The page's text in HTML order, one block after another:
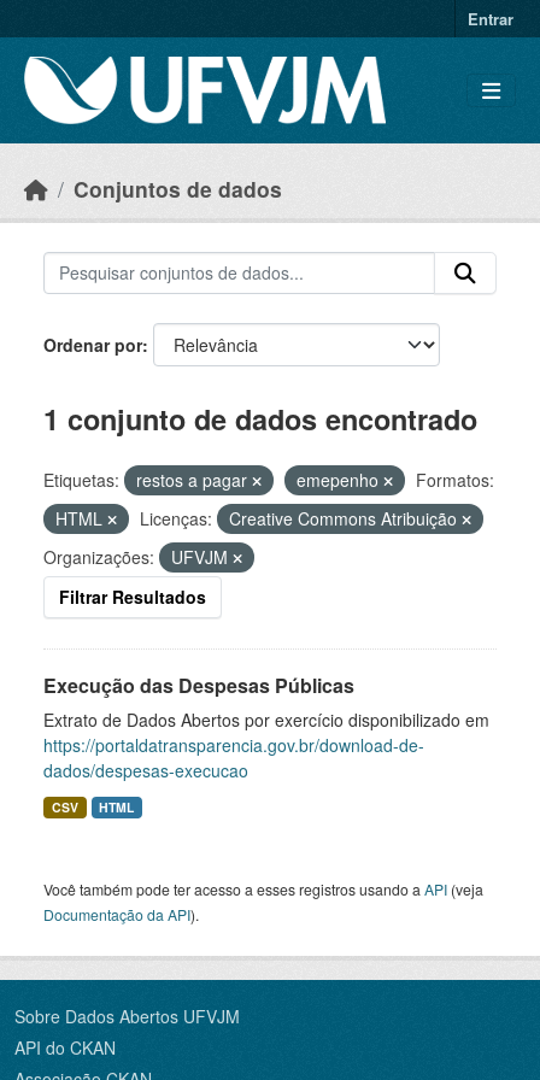
Entrar
Conjuntos de dados
Ordenar por
1 conjunto de dados encontrado
Etiquetas: restos a pagar emepenho
Formatos:
HTML
Licenças:
Creative Commons Atribuição
Organizações:
UFVJM
Filtrar Resultados
Execução das Despesas Públicas
Extrato de Dados Abertos por exercício disponibilizado em
https://portaldatransparencia.gov.br/download-de-
dados/despesas-execucao
CSV HTML
Você também pode ter acesso a esses registros usando a API (veja
Documentação da API).
Sobre Dados Abertos UFVJM
API do CKAN